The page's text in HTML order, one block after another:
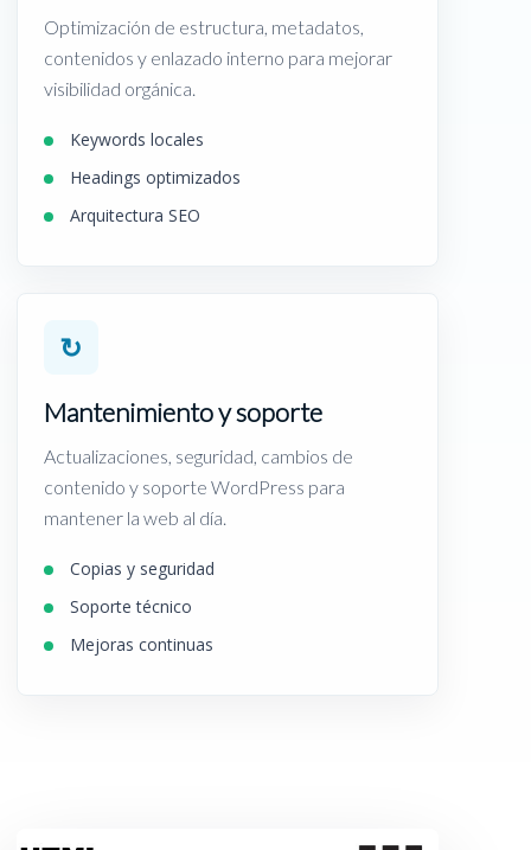
Optimización de estructura, metadatos,
contenidos y enlazado interno para mejorar
visibilidad orgánica.
Keywords locales
Headings optimizados
Arquitectura SEO
↻
Mantenimiento y soporte
Actualizaciones, seguridad, cambios de
contenido y soporte WordPress para
mantener la web al día.
Copias y seguridad
Soporte técnico
Mejoras continuas